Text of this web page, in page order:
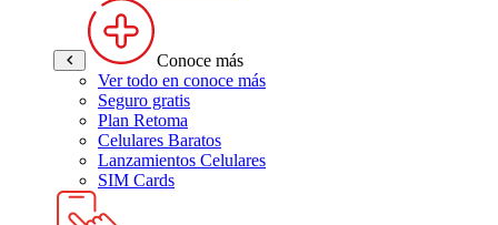
Conoce más
Ver todo en conoce más
Seguro gratis
Plan Retoma
Celulares Baratos
Lanzamientos Celulares
SIM Cards